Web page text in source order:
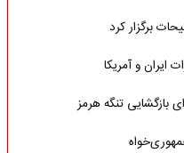
برگزار کرد
ایران و آمریکا
بازگشایی تنگه هرمز